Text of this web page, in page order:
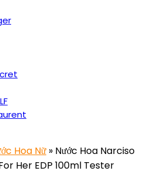
Hoa Nữ » Nước Hoa Narciso
Her EDP 100ml Tester